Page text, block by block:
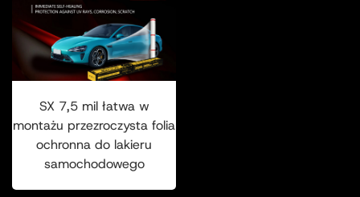
SX 7,5 mil łatwa w
montażu przezroczysta folia
ochronna do lakieru
samochodowego